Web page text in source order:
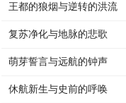
王都的狼烟与逆转的洪流
复苏净化与地脉的悲歌
萌芽誓言与远航的钟声
休航新生与史前的呼唤